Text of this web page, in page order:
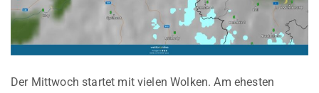
Der Mittwoch startet mit vielen Wolken. Am ehesten